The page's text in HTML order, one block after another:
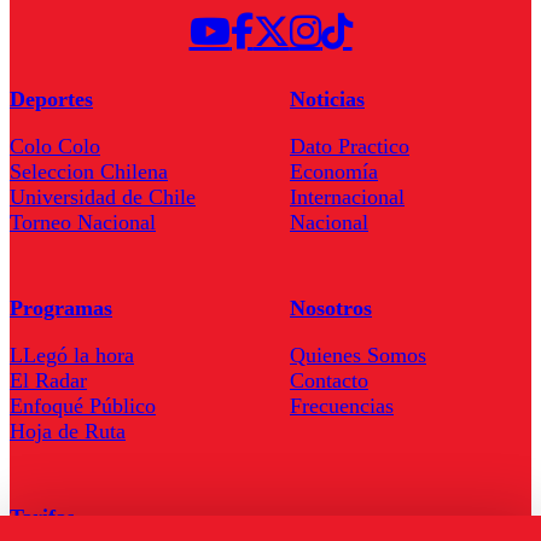
Deportes
Colo Colo
Seleccion Chilena
Universidad de Chile
Torneo Nacional
Noticias
Dato Practico
Economía
Internacional
Nacional
Programas
LLegó la hora
El Radar
Enfoqué Público
Hoja de Ruta
Nosotros
Quienes Somos
Contacto
Frecuencias
Tarifas